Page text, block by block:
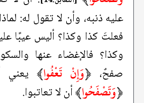
عليه ذنبه، وأن لا تقول له:
فعلتَ كذا وكذا؟ أليس عيبًا
وكذا؟ فالإغضاء عنها
صفحٌ، ﴿وَإِنْ تَعْفُوا﴾ يعني
﴿وَتَصْفَحُوا﴾أن لا تعاتبوا.